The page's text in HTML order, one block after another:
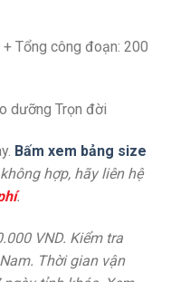
Tổng công đoạn: 200
dưỡng Trọn đời
Bấm xem bảng size
hợp, hãy liên hệ
.
VND. Kiểm tra
Thời gian vận